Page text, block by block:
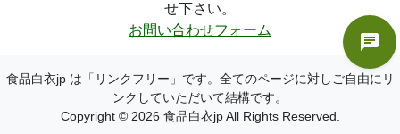
せ下さい。
お問い合わせフォーム
食品白衣jp は「リンクフリー」です。全てのページに対しご自由にリ
ンクしていただいて結構です。
Copyright © 2026 食品白衣jp All Rights Reserved.